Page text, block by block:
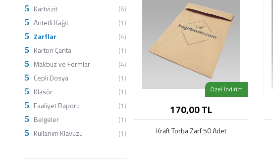
Kartvizit
(6)
Antetli Kağıt
(1)
Zarflar
(4)
Karton Çanta
(1)
Makbuz ve Formlar
(4)
Cepli Dosya
(1)
Klasör
(1)
Faaliyet Raporu
(1)
Belgeler
(1)
Kullanım Klavuzu
(1)
Özel İndirim
Bu ürünün farklı seçenekleri
mevcut
170,00 TL
Kraft Torba Zarf 50 Adet